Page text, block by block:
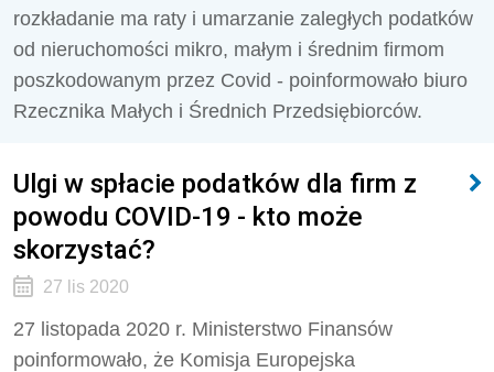
rozkładanie ma raty i umarzanie zaległych podatków
od nieruchomości mikro, małym i średnim firmom
poszkodowanym przez Covid - poinformowało biuro
Rzecznika Małych i Średnich Przedsiębiorców.
Ulgi w spłacie podatków dla firm z
powodu COVID-19 - kto może
skorzystać?
27 lis 2020
27 listopada 2020 r. Ministerstwo Finansów
poinformowało, że Komisja Europejska